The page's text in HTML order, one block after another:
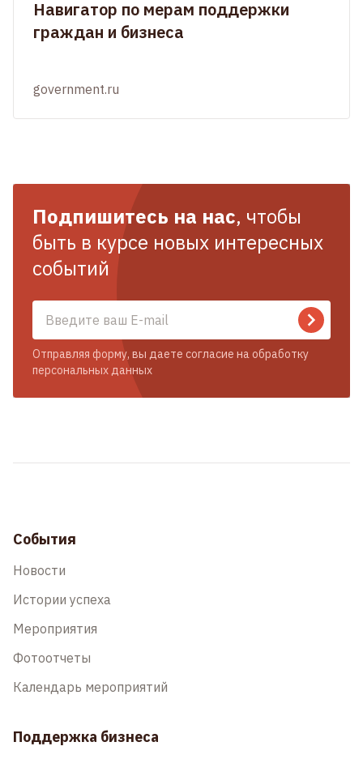
Навигатор по мерам поддержки
граждан и бизнеса
government.ru
Подпишитесь на нас, чтобы
быть в курсе новых интересных
событий
Отправляя форму, вы даете согласие на обработку
персональных данных
События
Новости
Истории успеха
Мероприятия
Фотоотчеты
Календарь мероприятий
Поддержка бизнеса